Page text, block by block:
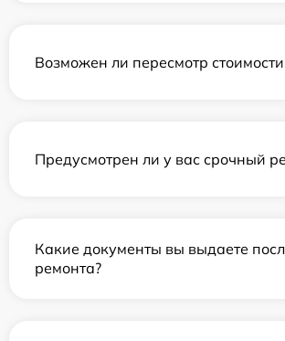
Возможен ли пересмотр
Предусмотрен ли у вас срочный
Какие документы вы выдаете
ремонта?